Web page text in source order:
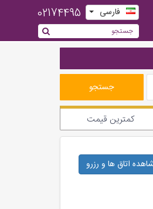
فارسی 02174495
جستجو
کمترین قیمت
اتاق ها و رزرو